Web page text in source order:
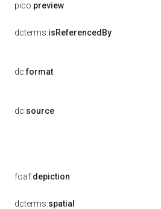
pico:preview
dcterms:isReferencedBy
dc:format
dc:source
foaf:depiction
dcterms:spatial